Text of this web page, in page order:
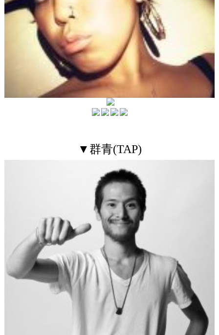
▼群青(TAP)